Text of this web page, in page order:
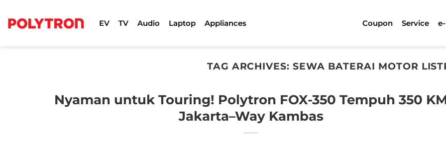
content
EV TV Audio Laptop Appliances Coupon Service
TAG ARCHIVES: SEWA BATERAI MOTOR
Nyaman untuk Touring! Polytron FOX-350 Tempuh 350
Jakarta–Way Kambas